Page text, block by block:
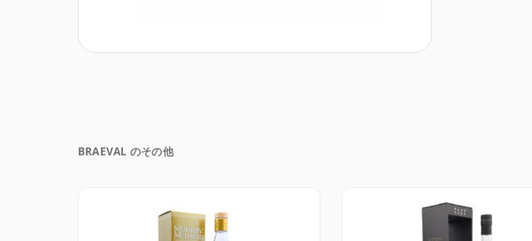
BRAEVAL のその他